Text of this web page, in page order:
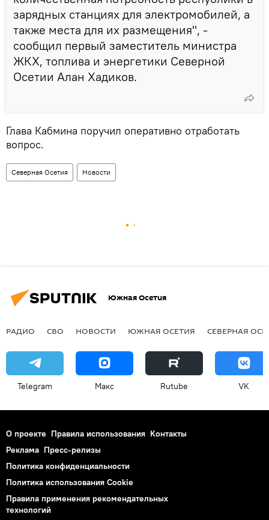
зарядных станциях для электромобилей, а
также места для их размещения", -
сообщил первый заместитель министра
ЖКХ, топлива и энергетики Северной
Осетии Алан Хадиков.
Глава Кабмина поручил оперативно отработать
вопрос.
Северная Осетия Новости
Южная Осетия
РАДИО СВО НОВОСТИ ЮЖНАЯ ОСЕТИЯ СЕВЕРНАЯ
Telegram Макс Rutube VK
О проекте Правила использования Контакты
Реклама Пресс-релизы
Политика конфиденциальности
Политика использования Cookie
Правила применения рекомендательных
технологий